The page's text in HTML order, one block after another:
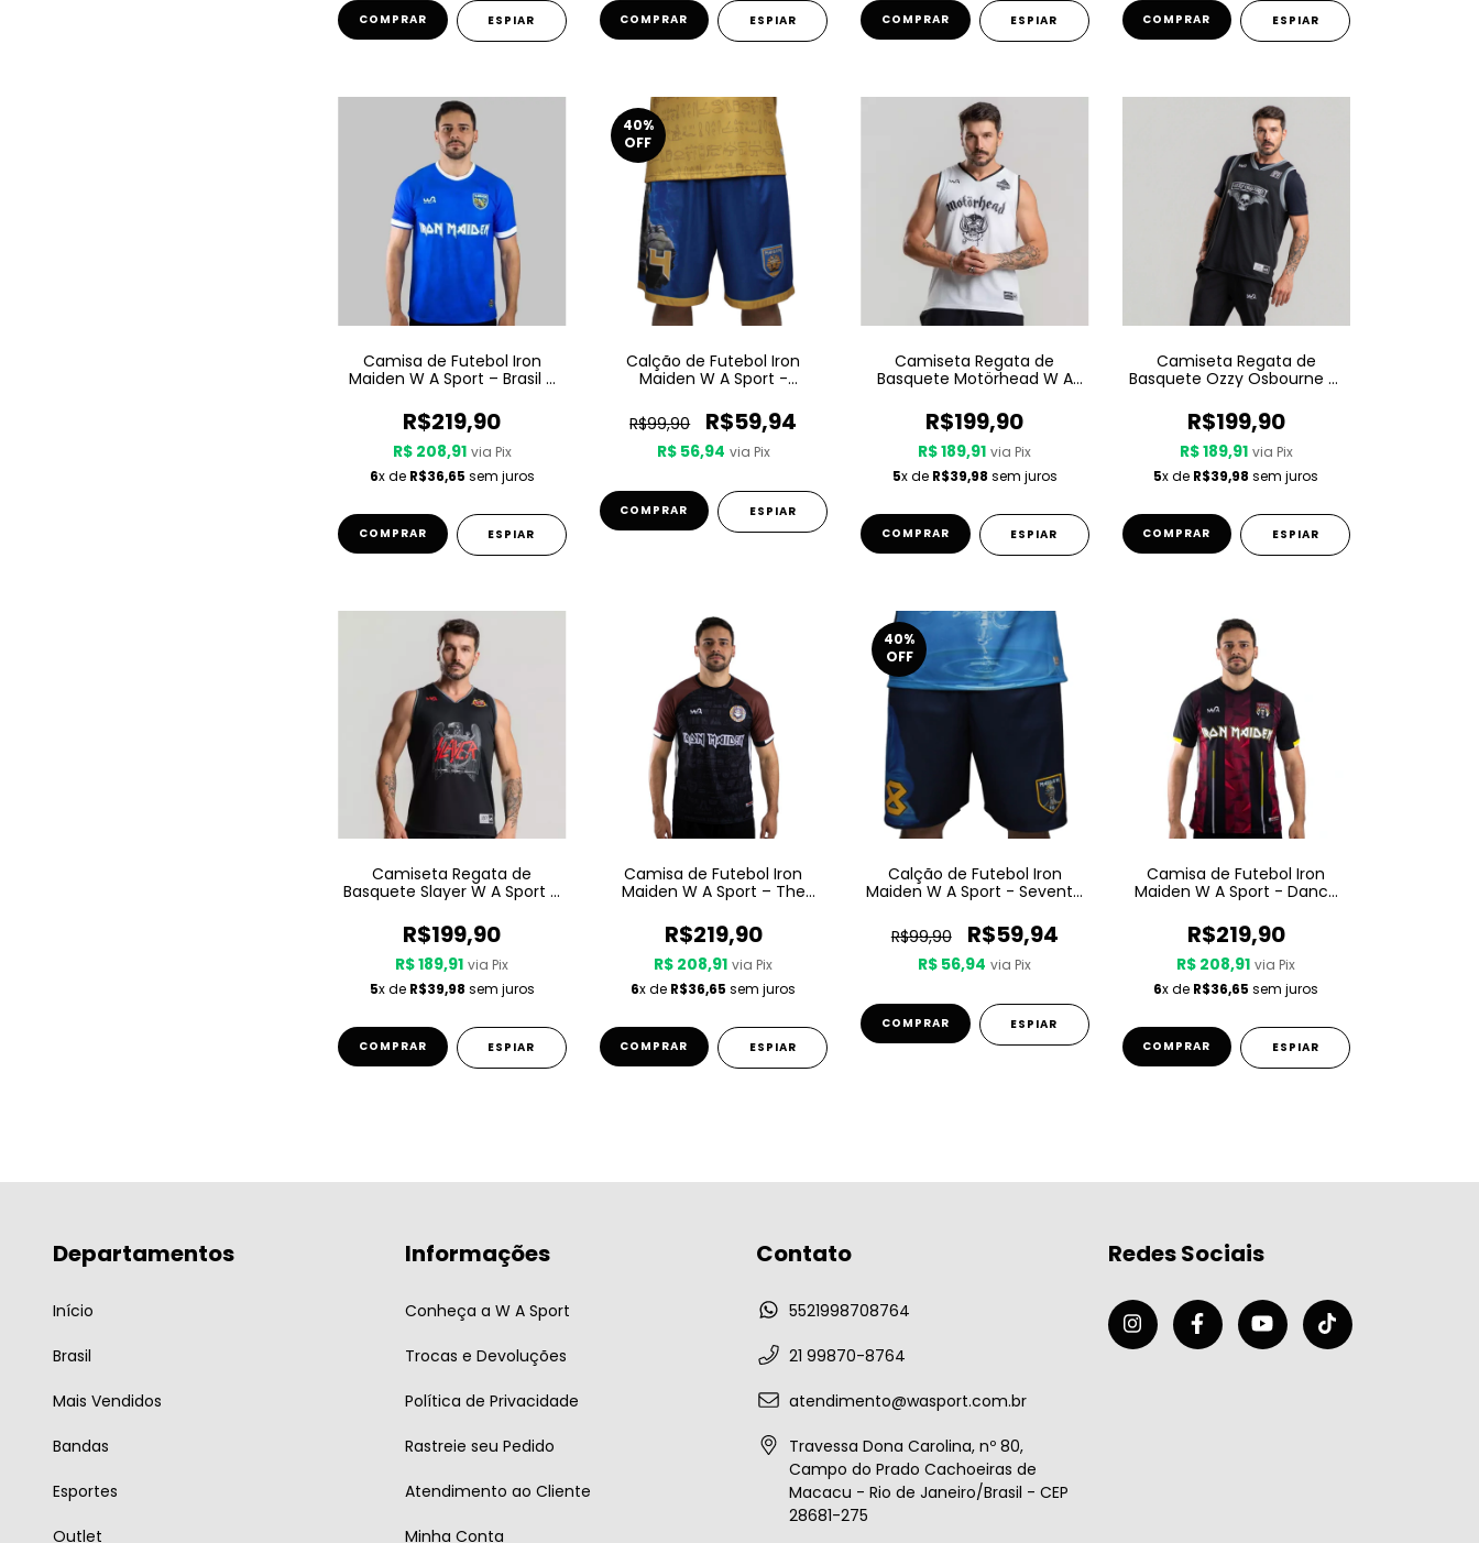
COMPRAR ESPIAR COMPRAR ESPIAR COMPRAR ESPIAR COMPRAR ESPIAR
Camisa de Futebol Iron
Maiden W A Sport – Brasil -
R$219,90
R$ 208,91 via Pix
6x de R$36,65 sem juros
COMPRAR ESPIAR
40%
OFF
Calção de Futebol Iron
Maiden W A Sport -
R$99,90
R$59,94
R$ 56,94 via Pix
COMPRAR ESPIAR
Camiseta Regata de
Basquete Motörhead W A
R$199,90
R$ 189,91 via Pix
5x de R$39,98 sem juros
COMPRAR ESPIAR
Camiseta Regata de
Basquete Ozzy Osbourne W
R$199,90
R$ 189,91 via Pix
5x de R$39,98 sem juros
COMPRAR ESPIAR
Camiseta Regata de
Basquete Slayer W A Sport –
R$199,90
R$ 189,91 via Pix
5x de R$39,98 sem juros
COMPRAR ESPIAR
Camisa de Futebol Iron
Maiden W A Sport – The
R$219,90
R$ 208,91 via Pix
6x de R$36,65 sem juros
COMPRAR ESPIAR
40%
OFF
Calção de Futebol Iron
Maiden W A Sport - Seventh
R$99,90
R$59,94
R$ 56,94 via Pix
COMPRAR ESPIAR
Camisa de Futebol Iron
Maiden W A Sport - Dance
R$219,90
R$ 208,91 via Pix
6x de R$36,65 sem juros
COMPRAR ESPIAR
Departamentos
Início
Brasil
Mais Vendidos
Bandas
Esportes
Outlet
Informações
Conheça a W A Sport
Trocas e Devoluções
Política de Privacidade
Rastreie seu Pedido
Atendimento ao Cliente
Minha Conta
Contato
5521998708764
21 99870-8764
atendimento@wasport.com.br
Travessa Dona Carolina, nº 80,
Campo do Prado Cachoeiras de
Macacu - Rio de Janeiro/Brasil - CEP
28681-275
Redes Sociais